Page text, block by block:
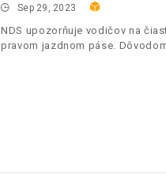
Sep 29, 2023
NDS upozorňuje vodičov na
pravom jazdnom páse.